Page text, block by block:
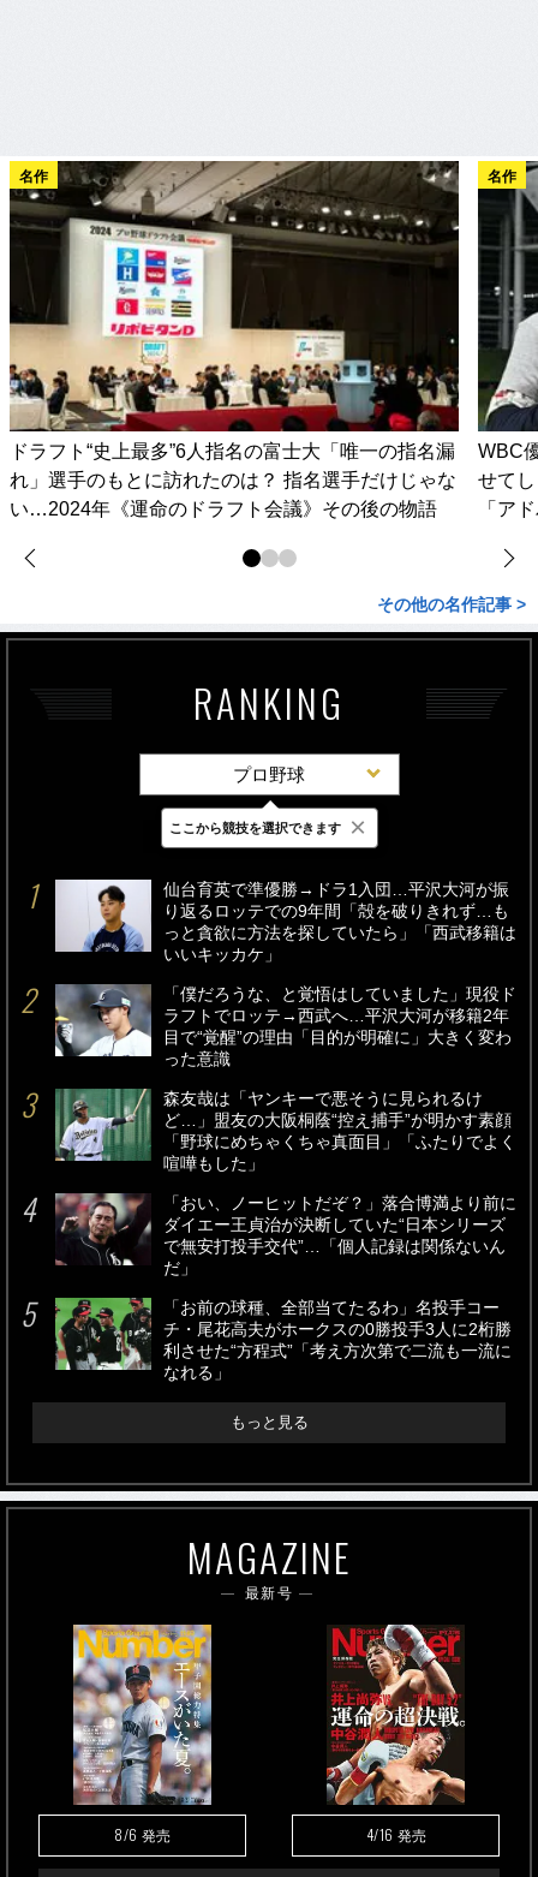
名作
ドラフト“史上最多”6人指名の富士大「唯一の指名漏
れ」選手のもとに訪れたのは？ 指名選手だけじゃな
い…2024年《運命のドラフト会議》その後の物語
名作
WBC
せて
「ア
その他の名作記事 >
RANKING
プロ野球
最新 24時間 週間
仙台育英で準優勝→ドラ1入団…平沢大河が振
り返るロッテでの9年間「殻を破りきれず…も
っと貪欲に方法を探していたら」「西武移籍は
いいキッカケ」
「僕だろうな、と覚悟はしていました」現役ド
ラフトでロッテ→西武へ…平沢大河が移籍2年
目で“覚醒”の理由「目的が明確に」大きく変わ
った意識
森友哉は「ヤンキーで悪そうに見られるけ
ど…」盟友の大阪桐蔭“控え捕手”が明かす素顔
「野球にめちゃくちゃ真面目」「ふたりでよく
喧嘩もした」
「おい、ノーヒットだぞ？」落合博満より前に
ダイエー王貞治が決断していた“日本シリーズ
で無安打投手交代”…「個人記録は関係ないん
だ」
「お前の球種、全部当てたるわ」名投手コー
チ・尾花高夫がホークスの0勝投手3人に2桁勝
利させた“方程式”「考え方次第で二流も一流に
なれる」
もっと見る
MAGAZINE
最新号
8/6 発売 4/16 発売
ここから競技を選択できます ×